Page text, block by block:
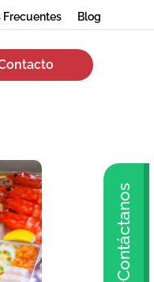
Frecuentes Blog
Contáctanos